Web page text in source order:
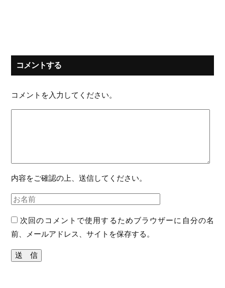
コメントする
コメントを入力してください。
内容をご確認の上、送信してください。
次回のコメントで使用するためブラウザーに自分の名
前、メールアドレス、サイトを保存する。